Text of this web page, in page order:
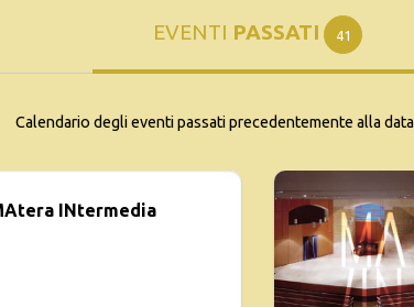
EVENTI PASSATI 41
Calendario degli eventi passati precedentemente alla data
INtermedia